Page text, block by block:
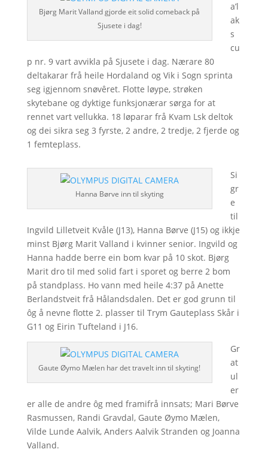
Bjørg Marit Valland gjorde eit solid comeback på
Sjusete i dag!
a’l
ak
s
cu
p nr. 9 vart avvikla på Sjusete i dag. Nærare 80
deltakarar frå heile Hordaland og Vik i Sogn sprinta
seg igjennom snøvêret. Flotte løype, strøken
skytebane og dyktige funksjonærar sørga for at
rennet vart vellukka. 18 løparar frå Kvam Lsk deltok
og dei sikra seg 3 fyrste, 2 andre, 2 tredje, 2 fjerde og
1 femteplass.
Hanna Børve inn til skyting
Si
gr
e
til
Ingvild Lilletveit Kvåle (J13), Hanna Børve (J15) og ikkje
minst Bjørg Marit Valland i kvinner senior. Ingvild og
Hanna hadde berre ein bom kvar på 10 skot. Bjørg
Marit dro til med solid fart i sporet og berre 2 bom
på standplass. Ho vann med heile 4:37 på Anette
Berlandstveit frå Hålandsdalen. Det er god grunn til
ôg å nevne flotte 2. plasser til Trym Gauteplass Skår i
G11 og Eirin Tufteland i J16.
Gaute Øymo Mælen har det travelt inn til skyting!
Gr
at
ul
er
er alle de andre ôg med framifrå innsats; Mari Børve
Rasmussen, Randi Gravdal, Gaute Øymo Mælen,
Vilde Lunde Aalvik, Anders Aalvik Stranden og Joanna
Valland.